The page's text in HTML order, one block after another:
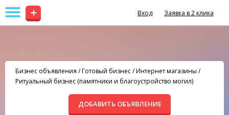
+ Вход Заявка в 2 клика
Бизнес объявления /Готовый бизнес/Интернет магазины /
Ритуальный бизнес (памятники и благоустройство могил)
ДОБАВИТЬ ОБЪЯВЛЕНИЕ